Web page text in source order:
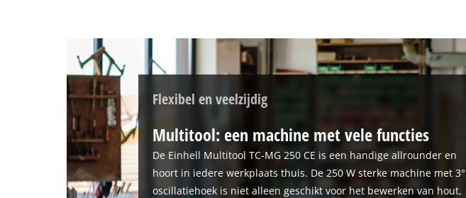
Flexibel en veelzijdig
Multitool: een machine met vele functies
De Einhell Multitool TC-MG 250 CE is een handige allrounder en
hoort in iedere werkplaats thuis. De 250 W sterke machine met 3°
oscillatiehoek is niet alleen geschikt voor het bewerken van hout,